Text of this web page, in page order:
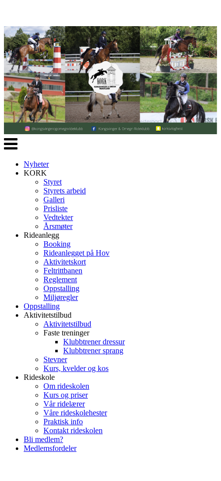
Veksle
navigasjon
Nyheter
KORK
Styret
Styrets arbeid
Galleri
Prisliste
Vedtekter
Årsmøter
Rideanlegg
Booking
Rideanlegget på Hov
Aktivitetskort
Feltrittbanen
Reglement
Oppstalling
Miljøregler
Oppstalling
Aktivitetstilbud
Aktivitetstilbud
Faste treninger
Klubbtrener dressur
Klubbtrener sprang
Stevner
Kurs, kvelder og kos
Rideskole
Om rideskolen
Kurs og priser
Vår ridelærer
Våre rideskolehester
Praktisk info
Kontakt rideskolen
Bli medlem?
Medlemsfordeler